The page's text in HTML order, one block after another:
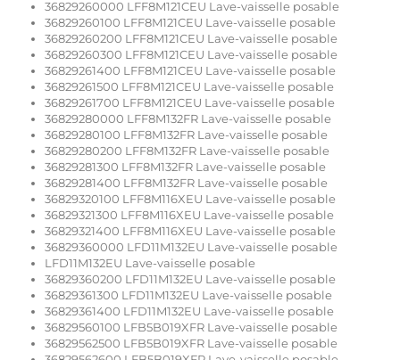
36829260000 LFF8M121CEU Lave-vaisselle posable
36829260100 LFF8M121CEU Lave-vaisselle posable
36829260200 LFF8M121CEU Lave-vaisselle posable
36829260300 LFF8M121CEU Lave-vaisselle posable
36829261400 LFF8M121CEU Lave-vaisselle posable
36829261500 LFF8M121CEU Lave-vaisselle posable
36829261700 LFF8M121CEU Lave-vaisselle posable
36829280000 LFF8M132FR Lave-vaisselle posable
36829280100 LFF8M132FR Lave-vaisselle posable
36829280200 LFF8M132FR Lave-vaisselle posable
36829281300 LFF8M132FR Lave-vaisselle posable
36829281400 LFF8M132FR Lave-vaisselle posable
36829320100 LFF8M116XEU Lave-vaisselle posable
36829321300 LFF8M116XEU Lave-vaisselle posable
36829321400 LFF8M116XEU Lave-vaisselle posable
36829360000 LFD11M132EU Lave-vaisselle posable
LFD11M132EU Lave-vaisselle posable
36829360200 LFD11M132EU Lave-vaisselle posable
36829361300 LFD11M132EU Lave-vaisselle posable
36829361400 LFD11M132EU Lave-vaisselle posable
36829560100 LFB5B019XFR Lave-vaisselle posable
36829562500 LFB5B019XFR Lave-vaisselle posable